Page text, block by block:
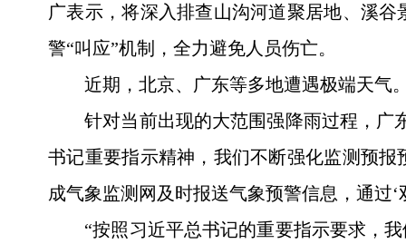
广表示，将深入排查山沟河道聚居地、溪
警“叫应”机制，全力避免人员伤亡。
近期，北京、广东等多地遭遇极端天气
针对当前出现的大范围强降雨过程，广
书记重要指示精神，我们不断强化监测预
成气象监测网及时报送气象预警信息，通过
“按照习近平总书记的重要指示要求，